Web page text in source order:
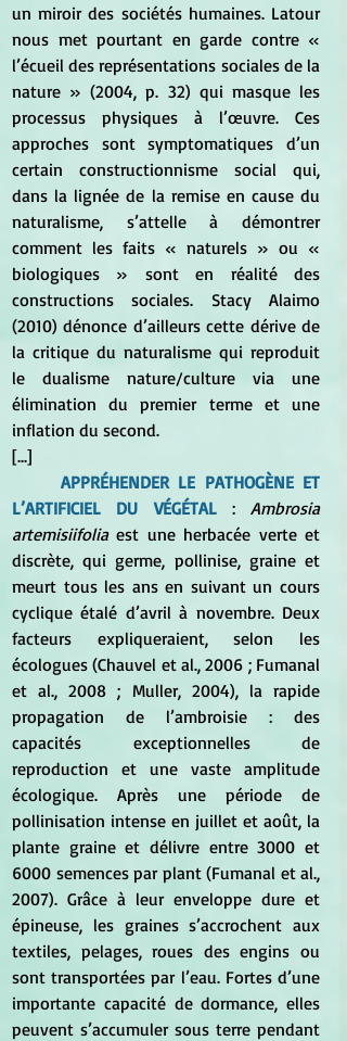
un miroir des sociétés humaines. Latour
nous met pourtant en garde contre «
l’écueil des représentations sociales de la
nature » (2004, p. 32) qui masque les
processus physiques à l’œuvre. Ces
approches sont symptomatiques d’un
certain constructionnisme social qui,
dans la lignée de la remise en cause du
naturalisme, s’attelle à démontrer
comment les faits « naturels » ou «
biologiques » sont en réalité des
constructions sociales. Stacy Alaimo
(2010) dénonce d’ailleurs cette dérive de
la critique du naturalisme qui reproduit
le dualisme nature/culture via une
élimination du premier terme et une
inflation du second.
[...]
APPRÉHENDER LE PATHOGÈNE ET
L’ARTIFICIEL DU VÉGÉTAL : Ambrosia
artemisiifolia est une herbacée verte et
discrète, qui germe, pollinise, graine et
meurt tous les ans en suivant un cours
cyclique étalé d’avril à novembre. Deux
facteurs expliqueraient, selon les
écologues (Chauvel et al., 2006 ; Fumanal
et al., 2008 ; Muller, 2004), la rapide
propagation de l’ambroisie : des
capacités exceptionnelles de
reproduction et une vaste amplitude
écologique. Après une période de
pollinisation intense en juillet et août, la
plante graine et délivre entre 3000 et
6000 semences par plant (Fumanal et al.,
2007). Grâce à leur enveloppe dure et
épineuse, les graines s’accrochent aux
textiles, pelages, roues des engins ou
sont transportées par l’eau. Fortes d’une
importante capacité de dormance, elles
peuvent s’accumuler sous terre pendant